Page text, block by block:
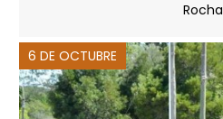
Rocha
6 DE OCTUBRE